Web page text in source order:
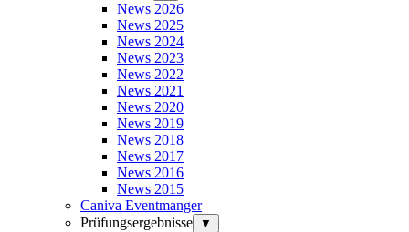
News 2026
News 2025
News 2024
News 2023
News 2022
News 2021
News 2020
News 2019
News 2018
News 2017
News 2016
News 2015
Caniva Eventmanger
Prüfungsergebnisse
▼